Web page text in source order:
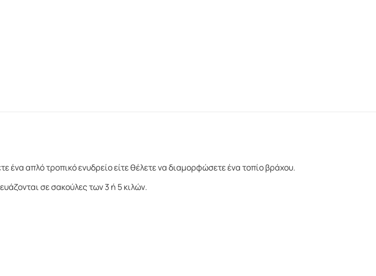
ένα απλό τροπικό ενυδρείο είτε θέλετε να διαμορφώσετε ένα τοπίο βράχου.
σε σακούλες των 3 ή 5 κιλών.